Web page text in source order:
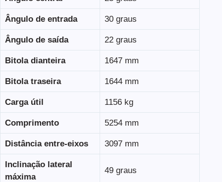
Ângulo de entrada 30 graus
Ângulo de saída 22 graus
Bitola dianteira 1647 mm
Bitola traseira 1644 mm
Carga útil 1156 kg
Comprimento 5254 mm
Distância entre-eixos 3097 mm
Inclinação lateral
máxima
49 graus